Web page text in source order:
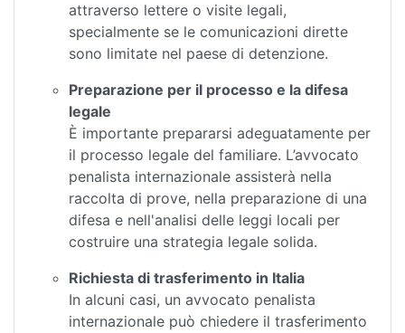
attraverso lettere o visite legali,
specialmente se le comunicazioni dirette
sono limitate nel paese di detenzione.
Preparazione per il processo e la difesa
legale
È importante prepararsi adeguatamente per
il processo legale del familiare. L’avvocato
penalista internazionale assisterà nella
raccolta di prove, nella preparazione di una
difesa e nell'analisi delle leggi locali per
costruire una strategia legale solida.
Richiesta di trasferimento in Italia
In alcuni casi, un avvocato penalista
internazionale può chiedere il trasferimento